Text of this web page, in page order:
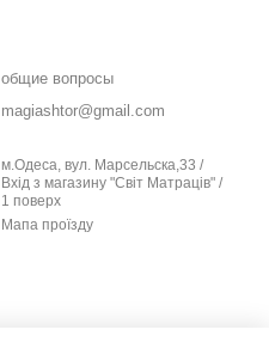
общие вопросы
magiashtor@gmail.com
м.Одеса, вул. Марсельска,33 /
Вхід з магазину "Світ Матраців" /
1 поверх
Мапа проїзду